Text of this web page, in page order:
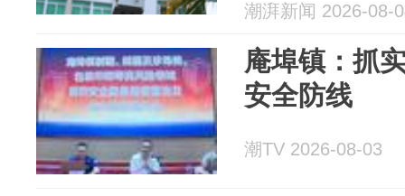
潮湃新闻 2026-08-
庵埠镇：抓
安全防线
潮TV 2026-08-03